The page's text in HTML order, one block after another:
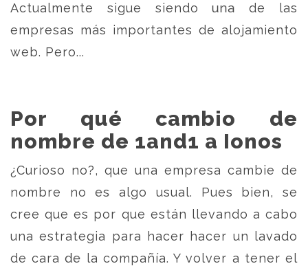
Actualmente sigue siendo una de las
empresas más importantes de alojamiento
web. Pero...
Por qué cambio de
nombre de 1and1 a Ionos
¿Curioso no?, que una empresa cambie de
nombre no es algo usual. Pues bien, se
cree que es por que están llevando a cabo
una estrategia para hacer hacer un lavado
de cara de la compañía. Y volver a tener el